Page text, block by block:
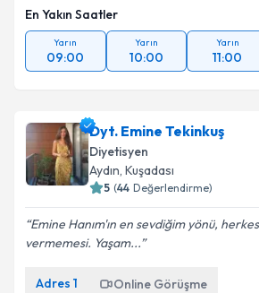
En Yakın Saatler
Yarın
09:00
Yarın
10:00
Yarın
11:00
Dyt. Emine Tekinkuş
Diyetisyen
Aydın, Kuşadası
5 (44 Değerlendirme)
Emine Hanım'ın en sevdiğim yönü,
vermemesi. Yaşam...
Adres 1 Online Görüşme